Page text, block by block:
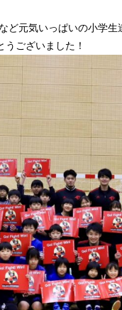
元気いっぱいの小学生
ございました！